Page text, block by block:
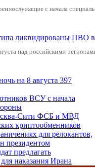
с начала
ликвидированы ПВО
над российскими
на 8 августа 397
ВСУ с начала
Сити ФСБ и МВД
криптообменников
для релокантов,
президентом
предлагать
наказания Ирана